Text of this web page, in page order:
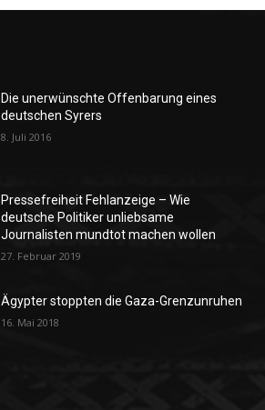
Die unerwünschte Offenbarung eines
deutschen Syrers
8. Juli 2016
Pressefreiheit Fehlanzeige – Wie
deutsche Politiker unliebsame
Journalisten mundtot machen wollen
27. Februar 2019
Ägypter stoppten die Gaza-Grenzunruhen
16. Mai 2018